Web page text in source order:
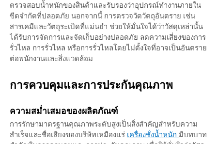
ตรวจสอบน้ำหนักของสินค้าและรับรองว่าอุปกรณ์ทำงานภายใน
ขีดจำกัดที่ปลอดภัย นอกจากนี้ การตรวจวัดวัตถุอันตราย เช่น
สารเคมีและวัตถุระเบิดที่แม่นยำ ช่วยให้มั่นใจได้ว่าวัสดุเหล่านั้น
ได้รับการจัดการและจัดเก็บอย่างปลอดภัย ลดความเสี่ยงของการ
รั่วไหล การรั่วไหล หรือการรั่วไหลโดยไม่ตั้งใจที่อาจเป็นอันตราย
ต่อพนักงานและสิ่งแวดล้อม
การควบคุมและการประกันคุณภาพ
ความสม่ำเสมอของผลิตภัณฑ์
การรักษามาตรฐานคุณภาพระดับสูงเป็นสิ่งสำคัญสำหรับความ
สำเร็จและชื่อเสียงของบริษัทเหมืองแร่ เครื่องชั่งน้ำหนัก มีบทบาท